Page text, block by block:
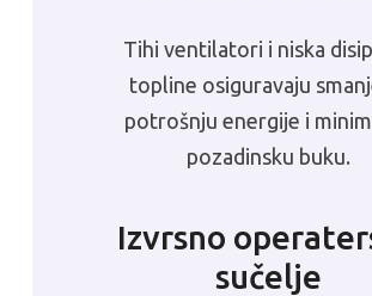
Tihi ventilatori i niska
topline osiguravaju
potrošnju energije i
pozadinsku buku.
Izvrsno
sučelje